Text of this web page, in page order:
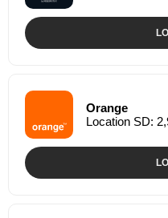
Orange
Location SD: